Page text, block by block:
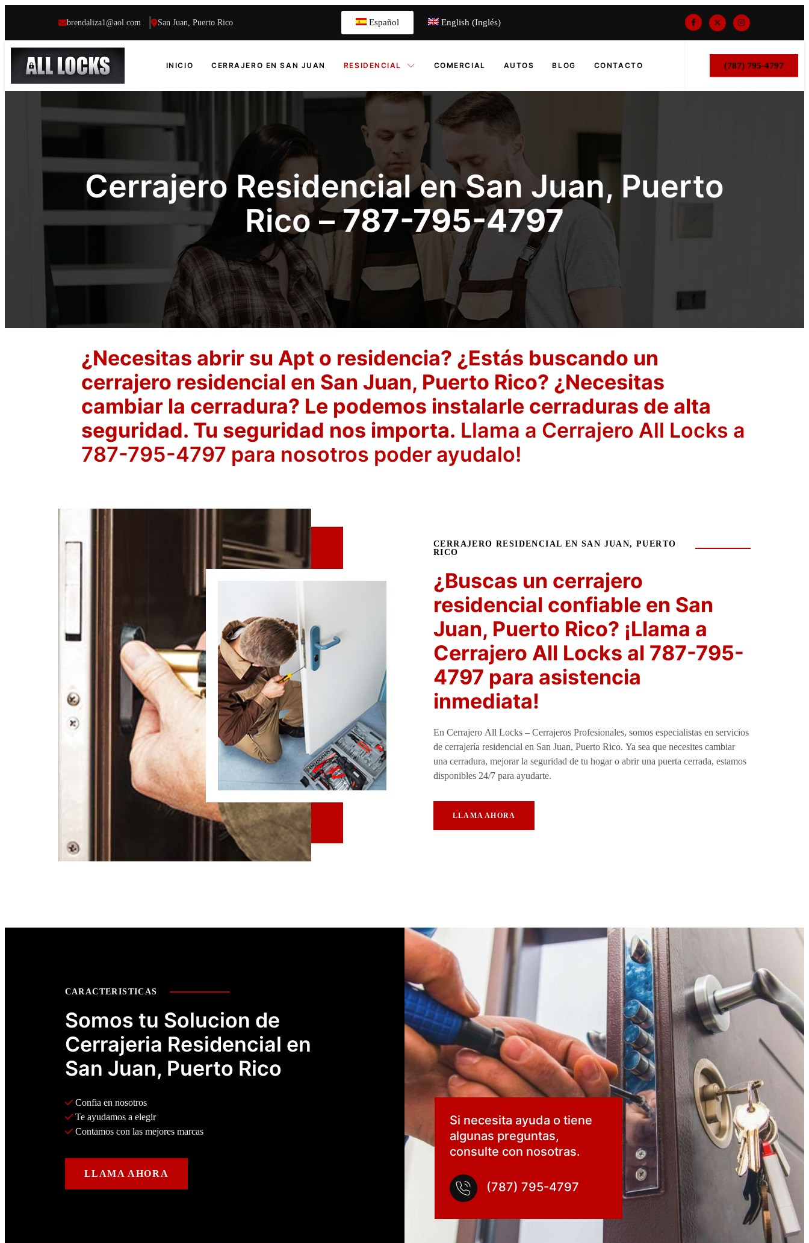
brendaliza1@aol.com San Juan, Puerto Rico Español English (Inglés)
INICIO CERRAJERO EN SAN JUAN RESIDENCIAL COMERCIAL AUTOS BLOG CONTACTO (787) 795-4797
Cerrajero Residencial en San Juan, Puerto
Rico –787-795-4797
¿Necesitas abrir su Apt o residencia? ¿Estás buscando un
cerrajero residencial en San Juan, Puerto Rico? ¿Necesitas
cambiar la cerradura? Le podemos instalarle cerraduras de alta
seguridad. Tu seguridad nos importa. Llama a Cerrajero All Locks a
787-795-4797 para nosotros poder ayudalo!
CERRAJERO RESIDENCIAL EN SAN JUAN, PUERTO
RICO
¿Buscas un cerrajero
residencial confiable en San
Juan, Puerto Rico? ¡Llama a
Cerrajero All Locks al 787-795-
4797 para asistencia
inmediata!
En Cerrajero All Locks – Cerrajeros Profesionales, somos especialistas en servicios
de cerrajería residencial en San Juan, Puerto Rico. Ya sea que necesites cambiar
una cerradura, mejorar la seguridad de tu hogar o abrir una puerta cerrada, estamos
disponibles 24/7 para ayudarte.
LLAMA AHORA
CARACTERISTICAS
Somos tu Solucion de
Cerrajeria Residencial en
San Juan, Puerto Rico
Confia en nosotros
Te ayudamos a elegir
Contamos con las mejores marcas
LLAMA AHORA
Si necesita ayuda o tiene
algunas preguntas,
consulte con nosotras.
(787) 795-4797